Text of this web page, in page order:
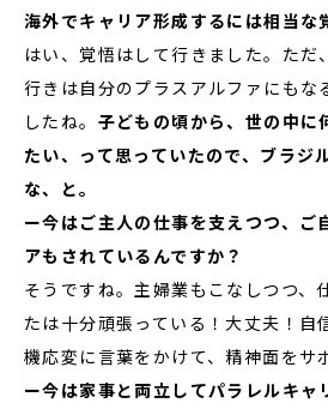
海外でキャリア形成するには相当な
はい、覚悟はして行きました。ただ
行きは自分のプラスアルファにもな
したね。 子どもの頃から、世の中に
たい、って思っていたので、ブラジ
な、と。
ー今はご主人の仕事を支えつつ、ご
アもされているんですか？
そうですね。主婦業もこなしつつ、
たは十分頑張っている！大丈夫！自
機応変に言葉をかけて、精神面をサ
ー今は家事と両立してパラレルキャ